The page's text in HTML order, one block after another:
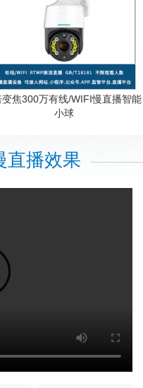
变焦300万有线/WIFI慢直播智能
小球
直播效果